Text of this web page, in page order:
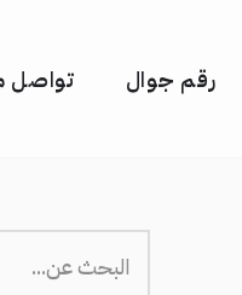
رقم جوال تواصل